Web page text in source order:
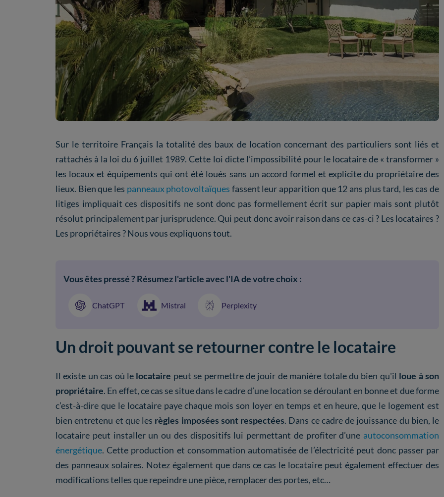
Sur le territoire Français la totalité des baux de location concernant des particuliers sont liés et
rattachés à la loi du 6 juillet 1989. Cette loi dicte l’impossibilité pour le locataire de « transformer »
les locaux et équipements qui ont été loués sans un accord formel et explicite du propriétaire des
lieux. Bien que les panneaux photovoltaïques fassent leur apparition que 12 ans plus tard, les cas de
litiges impliquait ces dispositifs ne sont donc pas formellement écrit sur papier mais sont plutôt
résolut principalement par jurisprudence. Qui peut donc avoir raison dans ce cas-ci ? Les locataires ?
Les propriétaires ? Nous vous expliquons tout.
Vous êtes pressé ? Résumez l'article avec l'IA de votre choix :
ChatGPT Mistral Perplexity
Un droit pouvant se retourner contre le locataire
Il existe un cas où le locataire peut se permettre de jouir de manière totale du bien qu'il loue à son
propriétaire. En effet, ce cas se situe dans le cadre d’une location se déroulant en bonne et due forme
c’est-à-dire que le locataire paye chaque mois son loyer en temps et en heure, que le logement est
bien entretenu et que les règles imposées sont respectées. Dans ce cadre de jouissance du bien, le
locataire peut installer un ou des dispositifs lui permettant de profiter d’une autoconsommation
énergétique. Cette production et consommation automatisée de l’électricité peut donc passer par
des panneaux solaires. Notez également que dans ce cas le locataire peut également effectuer des
modifications telles que repeindre une pièce, remplacer des portes, etc…